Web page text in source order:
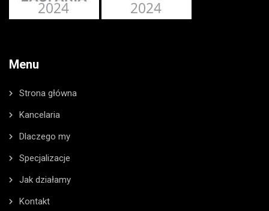
Menu
Strona główna
Kancelaria
Dlaczego my
Specjalizacje
Jak działamy
Kontakt